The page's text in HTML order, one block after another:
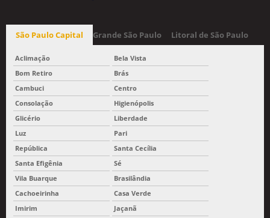
São Paulo Capital Grande São Paulo Litoral de São Paulo
Aclimação
Bela Vista
Bom Retiro
Brás
Cambuci
Centro
Consolação
Higienópolis
Glicério
Liberdade
Luz
Pari
República
Santa Cecília
Santa Efigênia
Sé
Vila Buarque
Brasilândia
Cachoeirinha
Casa Verde
Imirim
Jaçanã